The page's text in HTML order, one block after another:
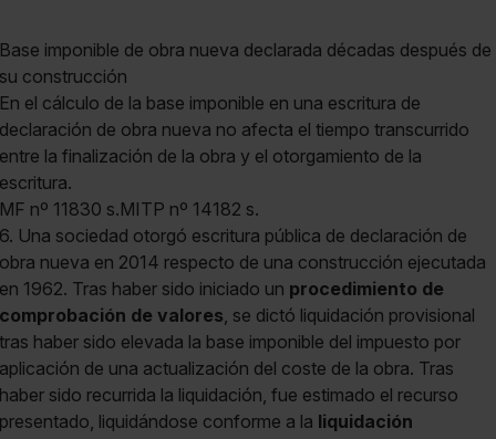
Base imponible de obra nueva declarada décadas después de
su construcción
En el cálculo de la base imponible en una escritura de
declaración de obra nueva no afecta el tiempo transcurrido
entre la finalización de la obra y el otorgamiento de la
escritura.
MF nº 11830 s.MITP nº 14182 s.
6. Una sociedad otorgó escritura pública de declaración de
obra nueva en 2014 respecto de una construcción ejecutada
en 1962. Tras haber sido iniciado un procedimiento de
comprobación de valores, se dictó liquidación provisional
tras haber sido elevada la base imponible del impuesto por
aplicación de una actualización del coste de la obra. Tras
haber sido recurrida la liquidación, fue estimado el recurso
presentado, liquidándose conforme a la liquidación